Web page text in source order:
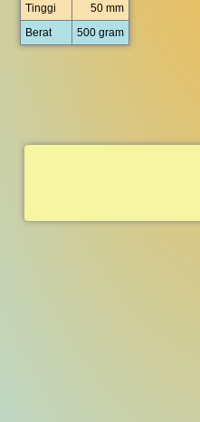
Tinggi
50 mm
Berat
500 gram